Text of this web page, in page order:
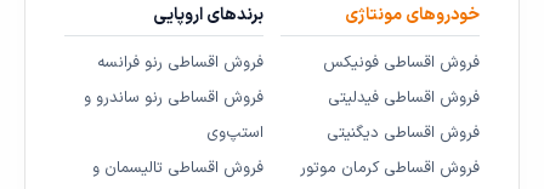
خودروهای مونتاژی
فروش اقساطی فونیکس
فروش اقساطی فیدلیتی
فروش اقساطی دیگنیتی
فروش اقساطی کرمان موتور
برندهای اروپایی
فروش اقساطی رنو فرانسه
فروش اقساطی رنو ساندرو و
استپ‌وی
فروش اقساطی تالیسمان و